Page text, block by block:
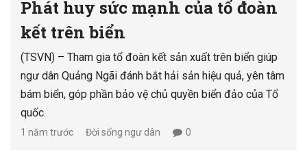
Phát huy sức mạnh của tổ đoàn
kết trên biển
(TSVN) – Tham gia tổ đoàn kết sản xuất trên biển giúp
ngư dân Quảng Ngãi đánh bắt hải sản hiệu quả, yên tâm
bám biển, góp phần bảo vệ chủ quyền biển đảo của Tổ
quốc.
1 năm trước Đời sống ngư dân 0